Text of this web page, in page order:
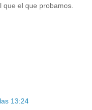
el que probamos.
13:24